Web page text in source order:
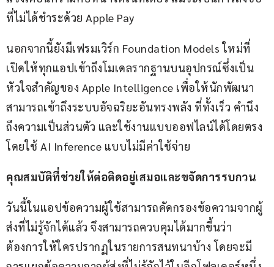
ที่ไม่ได้ชำระด้วย Apple Pay
นอกจากนี้ยังมีเฟรมเวิร์ก Foundation Models ใหม่ที่
เปิดให้ทุกแอปเข้าถึงโมเดลรากฐานบนอุปกรณ์ซึ่งเป็น
หัวใจสำคัญของ Apple Intelligence เพื่อให้นักพัฒนา
สามารถเข้าถึงระบบอัจฉริยะอันทรงพลัง ที่ทั้งเร็ว คำนึง
ถึงความเป็นส่วนตัว และใช้งานแบบออฟไลน์ได้โดยตรง
โดยใช้ AI Inference แบบไม่มีค่าใช้จ่าย
คุณสมบัติที่ช่วยให้ต่อติดอยู่เสมอและขจัดการรบกวน
วันนี้ในแอปข้อความผู้ใช้สามารถคัดกรองข้อความจากผู้
ส่งที่ไม่รู้จักได้แล้ว จึงสามารถควบคุมได้มากขึ้นว่า
ต้องการให้ใครปรากฏในรายการสนทนาบ้าง โดยจะมี